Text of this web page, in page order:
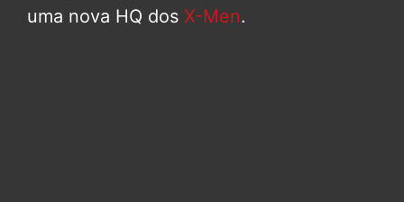
uma nova HQ dos X-Men.